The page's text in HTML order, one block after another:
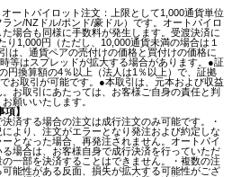
ートパイロット注文：上限として1,000通貨単位
ン/NZドル/ポンド/豪ドル）です。オートパイロ
場合も同様に手数料が発生します。受渡決済に
り1,000円（ただし、10,000通貨未満の場合は１
は、通貨ペアの売付けの価格と買付けの価格に
等はスプレッドが拡大する場合があります。●証
円換算額の4％以上（法人は1％以上）で、証拠
お取引が可能です。●本取引は、元本および収益
お取引にあたっては、お客様ご自身の責任と判
願いいたします。
】
済する場合の注文は成行注文のみ可能です。・
より、注文がエラーとなり発注および約定しな
となった場合、再発注されません。オートパイ
場合は、お客様自身で成行決済を行っていただ
一部を決済することはできません。・複数の注
能性がある反面、損失が拡大する可能性がござ